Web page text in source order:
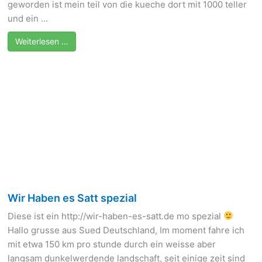
geworden ist mein teil von die kueche dort mit 1000 teller
und ein ...
Weiterlesen …
Wir Haben es Satt spezial
Diese ist ein http://wir-haben-es-satt.de mo spezial
Hallo grusse aus Sued Deutschland, Im moment fahre ich
mit etwa 150 km pro stunde durch ein weisse aber
langsam dunkelwerdende landschaft, seit einige zeit sind